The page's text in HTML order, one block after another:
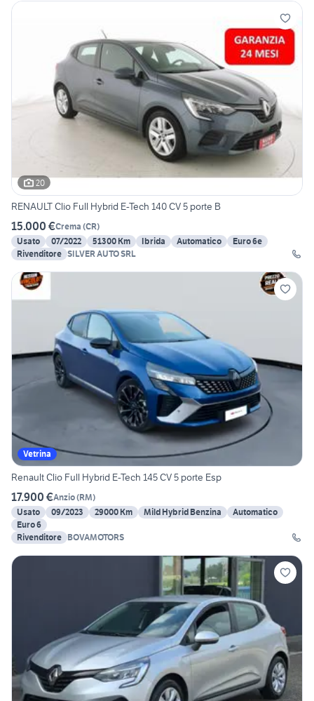
20
RENAULT Clio Full Hybrid E-Tech 140 CV 5 porte B
15.000 €Crema (CR)
Usato
07/2022 51300 Km Ibrida Automatico
Euro 6e
Rivenditore SILVER AUTO SRL
Vetrina
Renault Clio Full Hybrid E-Tech 145 CV 5 porte Esp
17.900 €Anzio(RM)
Usato
09/2023 29000 Km Mild Hybrid Benzina
Automatico
Euro 6
Rivenditore BOVAMOTORS